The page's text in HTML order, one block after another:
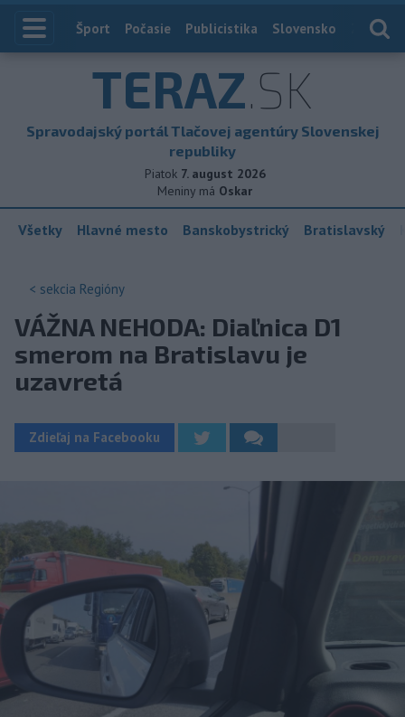
Index
Šport Počasie Publicistika Slovensko
TERAZ.SK
Spravodajský portál Tlačovej agentúry Slovenskej
republiky
Piatok 7. august 2026
Meniny má Oskar
Všetky Hlavné mesto Banskobystrický Bratislavský
< sekcia Regióny
VÁŽNA NEHODA: Diaľnica D1
smerom na Bratislavu je
uzavretá
Zdieľaj na Facebooku